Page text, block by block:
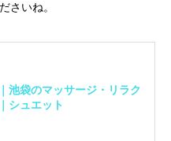
さいね。
池袋のマッサージ・リラク
シュエット